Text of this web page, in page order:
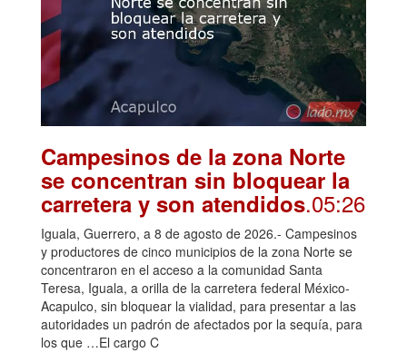
Campesinos de la zona Norte
se concentran sin bloquear la
carretera y son atendidos.05:26
Iguala, Guerrero, a 8 de agosto de 2026.- Campesinos
y productores de cinco municipios de la zona Norte se
concentraron en el acceso a la comunidad Santa
Teresa, Iguala, a orilla de la carretera federal México-
Acapulco, sin bloquear la vialidad, para presentar a las
autoridades un padrón de afectados por la sequía, para
los que …El cargo C